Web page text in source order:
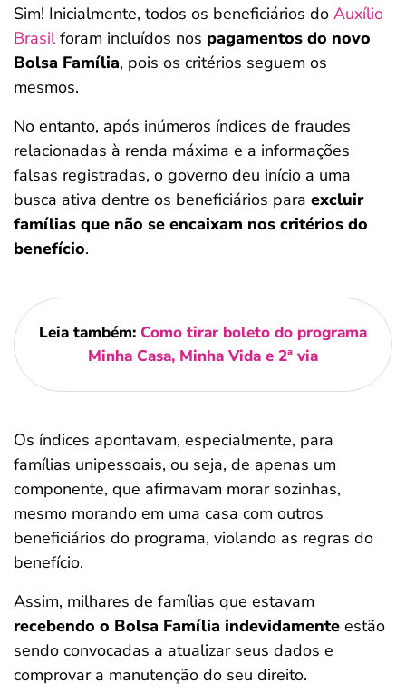
Sim! Inicialmente, todos os beneficiários do Auxílio
Brasilforam incluídos nos pagamentos do novo
Bolsa Família, pois os critérios seguem os
mesmos.
No entanto, após inúmeros índices de fraudes
relacionadas à renda máxima e a informações
falsas registradas, o governo deu início a uma
busca ativa dentre os beneficiários para excluir
famílias que não se encaixam nos critérios do
benefício.
Leia também: Como tirar boleto do programa
Minha Casa, Minha Vida e 2ª via
Os índices apontavam, especialmente, para
famílias unipessoais, ou seja, de apenas um
componente, que afirmavam morar sozinhas,
mesmo morando em uma casa com outros
beneficiários do programa, violando as regras do
benefício.
Assim, milhares de famílias que estavam
recebendo o Bolsa Família indevidamente estão
sendo convocadas a atualizar seus dados e
comprovar a manutenção do seu direito.